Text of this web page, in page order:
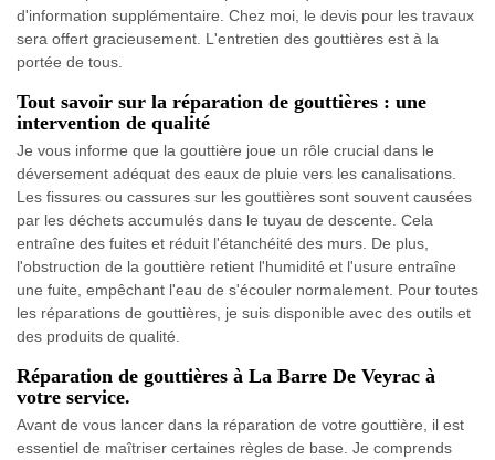
d'information supplémentaire. Chez moi, le devis pour les travaux
sera offert gracieusement. L'entretien des gouttières est à la
portée de tous.
Tout savoir sur la réparation de gouttières : une
intervention de qualité
Je vous informe que la gouttière joue un rôle crucial dans le
déversement adéquat des eaux de pluie vers les canalisations.
Les fissures ou cassures sur les gouttières sont souvent causées
par les déchets accumulés dans le tuyau de descente. Cela
entraîne des fuites et réduit l'étanchéité des murs. De plus,
l'obstruction de la gouttière retient l'humidité et l'usure entraîne
une fuite, empêchant l'eau de s'écouler normalement. Pour toutes
les réparations de gouttières, je suis disponible avec des outils et
des produits de qualité.
Réparation de gouttières à La Barre De Veyrac à
votre service.
Avant de vous lancer dans la réparation de votre gouttière, il est
essentiel de maîtriser certaines règles de base. Je comprends